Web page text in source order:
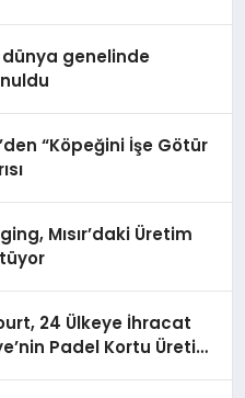
genelinde
“Köpeğini İşe Götür
Mısır’daki Üretim
24 Ülkeye İhracat
Padel Kortu Üretim